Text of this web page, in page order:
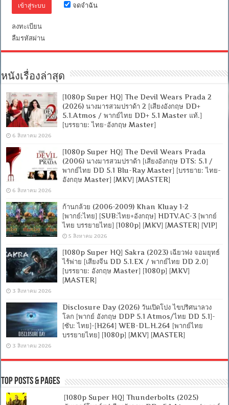
จดจำฉัน
ลงทะเบียน
ลืมรหัสผ่าน
หนังเรื่องล่าสุด
[1080p Super HQ] The Devil Wears Prada 2
(2026) นางมารสวมปราด้า 2 [เสียงอังกฤษ DD+
5.1.Atmos / พากย์ไทย DD+ 5.1 Master แท้.]
[บรรยาย: ไทย-อังกฤษ Master]
6 สิงหาคม 2026
[1080p Super HQ] The Devil Wears Prada
(2006) นางมารสวมปราด้า [เสียงอังกฤษ DTS: 5.1 /
พากย์ไทย DD 5.1 Blu-Ray Master] [บรรยาย: ไทย-
อังกฤษ Master] [MKV] [MASTER]
6 สิงหาคม 2026
ก้านกล้วย (2006-2009) Khan Kluay 1-2
[พากย์:ไทย] [SUB:ไทย+อังกฤษ] HDTV.AC-3 [พากย์
ไทย บรรยายไทย] [1080p] [MKV] [MASTER] [VIP]
5 สิงหาคม 2026
[1080p Super HQ] Sakra (2023) เฉียวฟง จอมยุทธ์
ไร้พ่าย [เสียงจีน DD 5.1.EX / พากย์ไทย DD 2.0]
[บรรยาย: อังกฤษ Master] [1080p] [MKV]
[MASTER]
3 สิงหาคม 2026
Disclosure Day (2026) วันเปิดโปง ไขปริศนาลวง
โลก [พากย์ อังกฤษ DDP 5.1 Atmos/ไทย DD 5.1]-
[ซับ: ไทย]-[H264] WEB-DL.H.264 [พากย์ไทย
บรรยายไทย] [1080p] [MKV] [MASTER]
3 สิงหาคม 2026
Top Posts & Pages
[1080p Super HQ] Thunderbolts (2025)